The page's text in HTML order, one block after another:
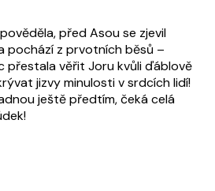
před Asou se zjevil
pochází z prvotních běsů –
přestala věřit Joru kvůli ďáblově
jizvy minulosti v srdcích lidí!
ještě předtím, čeká celá